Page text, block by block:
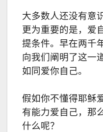
大多数人还没有意
更为重要的是，爱
提条件。早在两千
向我们阐明了这一
如同爱你自己。
假如你不懂得耶稣
有能力爱自己，那
什么呢？